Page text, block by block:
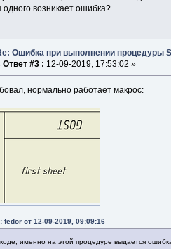
возникает ошибка?
Ошибка при выполнении процедуры
Ответ #3 : 12-09-2019, 17:53:02 »
нормально работает макрос:
fedor от 12-09-2019, 09:09:16
именно на этой процедуре выдается